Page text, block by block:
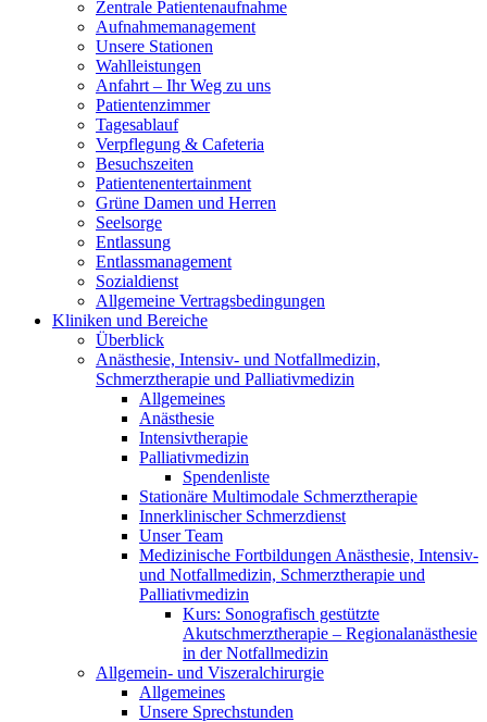
Zentrale Patientenaufnahme
Aufnahmemanagement
Unsere Stationen
Wahlleistungen
Anfahrt – Ihr Weg zu uns
Patientenzimmer
Tagesablauf
Verpflegung & Cafeteria
Besuchszeiten
Patientenentertainment
Grüne Damen und Herren
Seelsorge
Entlassung
Entlassmanagement
Sozialdienst
Allgemeine Vertragsbedingungen
Kliniken und Bereiche
Überblick
Anästhesie, Intensiv- und Notfallmedizin,
Schmerztherapie und Palliativmedizin
Allgemeines
Anästhesie
Intensivtherapie
Palliativmedizin
Spendenliste
Stationäre Multimodale Schmerztherapie
Innerklinischer Schmerzdienst
Unser Team
Medizinische Fortbildungen Anästhesie, Intensiv-
und Notfallmedizin, Schmerztherapie und
Palliativmedizin
Kurs: Sonografisch gestützte
Akutschmerztherapie – Regionalanästhesie
in der Notfallmedizin
Allgemein- und Viszeralchirurgie
Allgemeines
Unsere Sprechstunden